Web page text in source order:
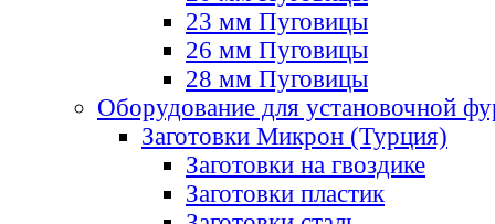
23 мм Пуговицы
26 мм Пуговицы
28 мм Пуговицы
Оборудование для установочной
Заготовки Микрон (Турция)
Заготовки на гвоздике
Заготовки пластик